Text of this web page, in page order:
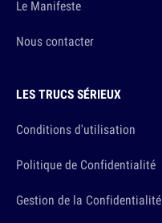
Le Manifeste
Nous contacter
LES TRUCS SÉRIEUX
Conditions d'utilisation
Politique de Confidentialité
Gestion de la Confidentialité